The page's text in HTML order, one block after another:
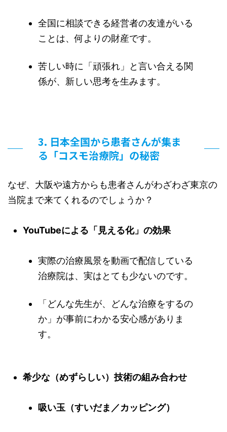
全国に相談できる経営者の友達がいる
ことは、何よりの財産です。
苦しい時に「頑張れ」と言い合える関
係が、新しい思考を生みます。
3. 日本全国から患者さんが集ま
る「コスモ治療院」の秘密
なぜ、大阪や遠方からも患者さんがわざわざ東京の
当院まで来てくれるのでしょうか？
YouTubeによる「見える化」の効果
実際の治療風景を動画で配信している
治療院は、実はとても少ないのです。
「どんな先生が、どんな治療をするの
か」が事前にわかる安心感がありま
す。
希少な（めずらしい）技術の組み合わせ
吸い玉（すいだま／カッピング）